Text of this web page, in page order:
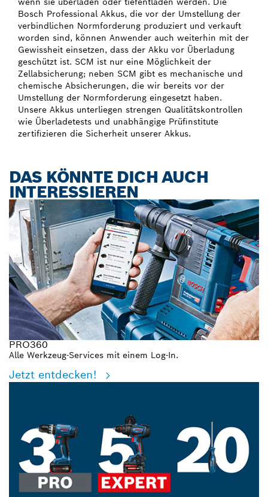
Bosch Professional Akkus, die vor der Umstellung der
verbindlichen Normforderung produziert und verkauft
worden sind, können Anwender auch weiterhin mit der
Gewissheit einsetzen, dass der Akku vor Überladung
geschützt ist. SCM ist nur eine Möglichkeit der
Zellabsicherung; neben SCM gibt es mechanische und
chemische Absicherungen, die wir bereits vor der
Umstellung der Normforderung eingesetzt haben.
Unsere Akkus unterliegen strengen Qualitätskontrollen
wie Überladetests und unabhängige Prüfinstitute
zertifizieren die Sicherheit unserer Akkus.
DAS KÖNNTE DICH AUCH
INTERESSIEREN
PRO360
Alle Werkzeug-Services mit einem Log-In.
Jetzt entdecken!